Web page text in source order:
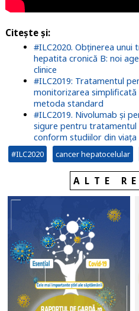
Citește și:
#ILC2020. Obținerea
hepatita cronică B: noi
clinice
#ILC2019: Tratamentul
monitorizarea
metoda standard
#ILC2019. Nivolumab și
sigure pentru tratamentul
conform studiilor din viața
#ILC2020 cancer hepatocelular
ALTE